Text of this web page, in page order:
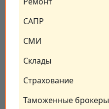
САПР
СМИ
Склады
Страхование
Таможенные брокеры